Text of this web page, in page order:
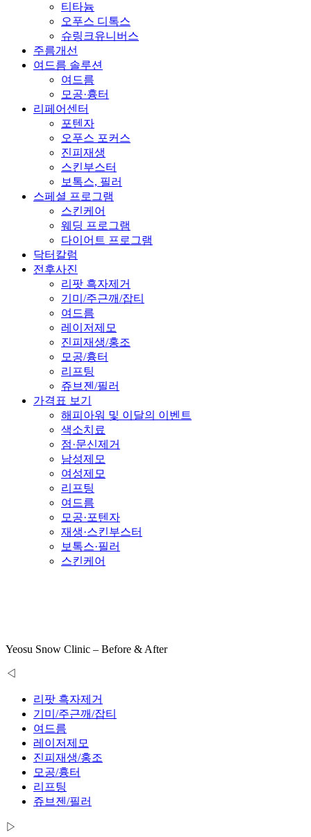
티타늄
오푸스 디톡스
슈링크유니버스
주름개선
여드름 솔루션
여드름
모공·흉터
리페어센터
포텐자
오푸스 포커스
진피재생
스킨부스터
보톡스, 필러
스페셜 프로그램
스킨케어
웨딩 프로그램
다이어트 프로그램
닥터칼럼
전후사진
리팟 흑자제거
기미/주근깨/잡티
여드름
레이저제모
진피재생/홍조
모공/흉터
리프팅
쥬브젠/필러
가격표 보기
해피아워 및 이달의 이벤트
색소치료
점·문신제거
남성제모
여성제모
리프팅
여드름
모공·포텐자
재생·스킨부스터
보톡스·필러
스킨케어
Yeosu Snow Clinic – Before & After
◁
리팟 흑자제거
기미/주근깨/잡티
여드름
레이저제모
진피재생/홍조
모공/흉터
리프팅
쥬브젠/필러
▷